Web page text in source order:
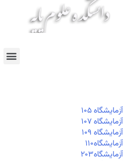
آزمايشگاه ۱۰۵
آزمايشگاه ۱۰۷
آزمايشگاه ۱۰۹
آزمايشگاه۱۱۰
آزمايشگاه۲۰۳